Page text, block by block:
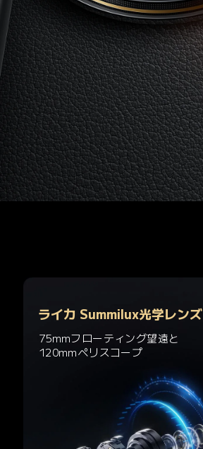
ライカ Summilux光学レンズ
75mmフローティング望遠と
120mmペリスコープ